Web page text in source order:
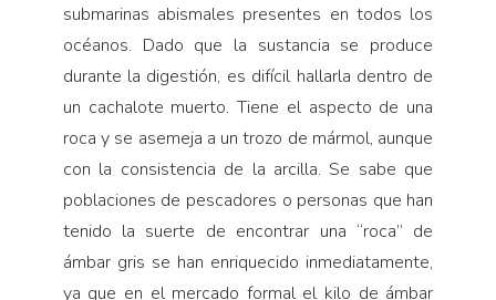
submarinas abismales presentes en todos los
océanos. Dado que la sustancia se produce
durante la digestión, es difícil hallarla dentro de
un cachalote muerto. Tiene el aspecto de una
roca y se asemeja a un trozo de mármol, aunque
con la consistencia de la arcilla. Se sabe que
poblaciones de pescadores o personas que han
tenido la suerte de encontrar una “roca” de
ámbar gris se han enriquecido inmediatamente,
ya que en el mercado formal el kilo de ámbar